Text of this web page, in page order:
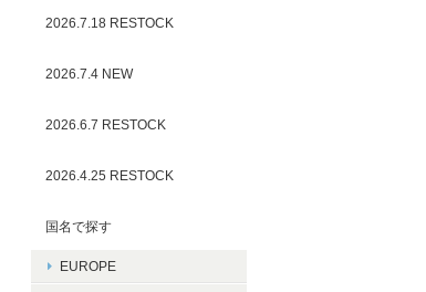
2026.7.18 RESTOCK
2026.7.4 NEW
2026.6.7 RESTOCK
2026.4.25 RESTOCK
国名で探す
EUROPE